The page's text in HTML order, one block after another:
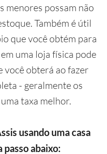
menores possam não
Também é útil
que você obtém para
uma loja física pode
você obterá ao fazer
- geralmente os
taxa melhor.
usando uma casa
passo abaixo: